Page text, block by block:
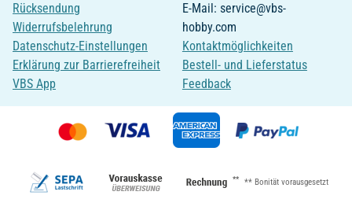
Rücksendung
Widerrufsbelehrung
Datenschutz-Einstellungen
Erklärung zur Barrierefreiheit
VBS App
E-Mail: service@vbs-
hobby.com
Kontaktmöglichkeiten
Bestell- und Lieferstatus
Feedback
** ** Bonität vorausgesetzt